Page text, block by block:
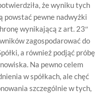
że wyniku tych
powstać pewne nadwyżki
wynikającą z art. 23″
zagospodarować do
a również podjąć próbę
Na pewno celem
w spółkach, ale chęć
szczególnie w tych,